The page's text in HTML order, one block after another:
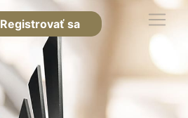
Registrovať sa